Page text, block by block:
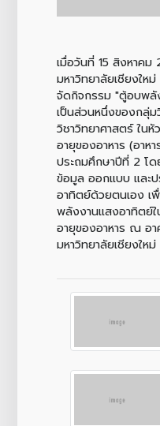
เมื่อวันที่ 15 สิงหาคม
มหาวิทยาลัยเชียงให
จัดกิจกรรม "ตู้อบพลั
เป็นส่วนหนึ่งของกลุ่
วิชาวิทยาศาสตร์ ใน
อายุของอาหาร (อาห
ประถมศึกษาปีที่ 2 โด
ข้อมูล ออกแบบ และ
อาทิตย์ด้วยตนเอง เ
พลังงานแสงอาทิตย์
อายุของอาหาร ณ อา
มหาวิทยาลัยเชียงให